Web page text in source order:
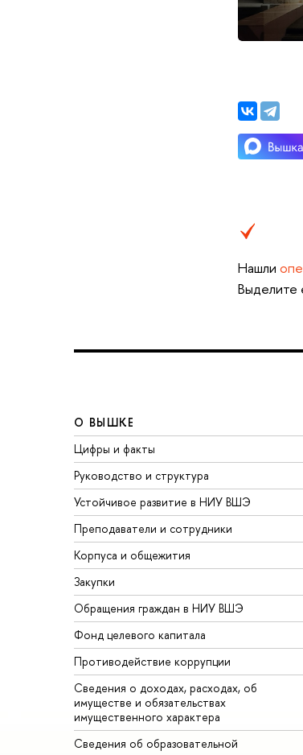
Нашли
Выделите
О ВЫШКЕ
Цифры и факты
Руководство и структура
Устойчивое развитие в НИУ ВШЭ
Преподаватели и сотрудники
Корпуса и общежития
Закупки
Обращения граждан в НИУ ВШЭ
Фонд целевого капитала
Противодействие коррупции
Сведения о доходах, расходах, об
имуществе и обязательствах
имущественного характера
Сведения об образовательной